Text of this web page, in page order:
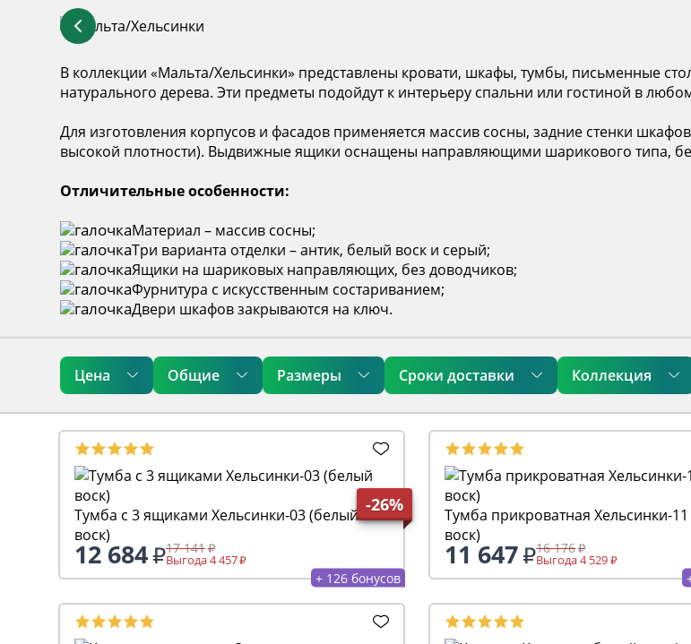
В коллекции «Мальта/Хельсинки» представлены кровати, шкафы, тумбы, письменные
натурального дерева. Эти предметы подойдут к интерьеру спальни или гостиной в
Для изготовления корпусов и фасадов применяется массив сосны, задние стенки
высокой плотности). Выдвижные ящики оснащены направляющими шарикового типа,
Отличительные особенности:
Материал – массив сосны;
Три варианта отделки – антик, белый воск и серый;
Ящики на шариковых направляющих, без доводчиков ;
Фурнитура с искусственным состариванием;
Двери шкафов закрываются на ключ.
Цена Общие Размеры Сроки доставки Коллекция
-26%
Тумба с 3 ящиками Хельсинки-03 (белый
воск)
12 684 17 141
Выгода 4 457
+ 126 бонусов
Тумба прикроватная Хельсинки-
воск)
11 647 16 176
Выгода 4 529